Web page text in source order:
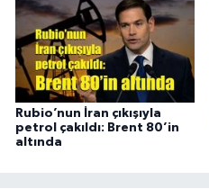
Rubio’nun İran çıkışıyla
petrol çakıldı: Brent 80’in
altında